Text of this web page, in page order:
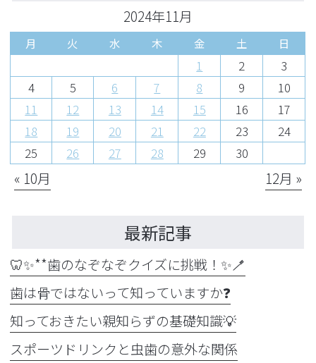
2024年11月
月 火 水 木 金 土 日
1 2
3
4
5 6 7 8 9
10
11
12 13 14 15 16
17
18
19 20 21 22 23
24
25
26 27 28 29 30
« 10月 12月 »
最新記事
🦷✨**歯のなぞなぞクイズに挑戦！✨🪥
歯は骨ではないって知っていますか❓
知っておきたい親知らずの基礎知識💡
スポーツドリンクと虫歯の意外な関係